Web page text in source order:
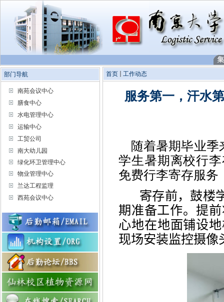
部门导航
南苑会议中心
膳食中心
水电管理中心
运输中心
工贸公司
南大幼儿园
绿化环卫管理中心
物业管理中心
兰达工程监理
西苑会议中心
首页 工作动态
服务第一，汗水
随着暑期毕业季
学生暑期离校行
免费行李寄存服务
寄存前，鼓楼
期准备工作。提
心地在地面铺设
现场安装监控摄像